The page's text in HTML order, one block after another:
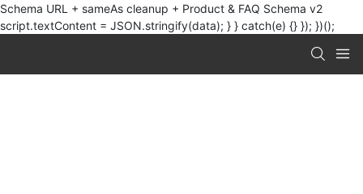
Schema URL + sameAs cleanup + Product & FAQ Schema v2
script.textContent = JSON.stringify(data); } } catch(e) {} }); })();